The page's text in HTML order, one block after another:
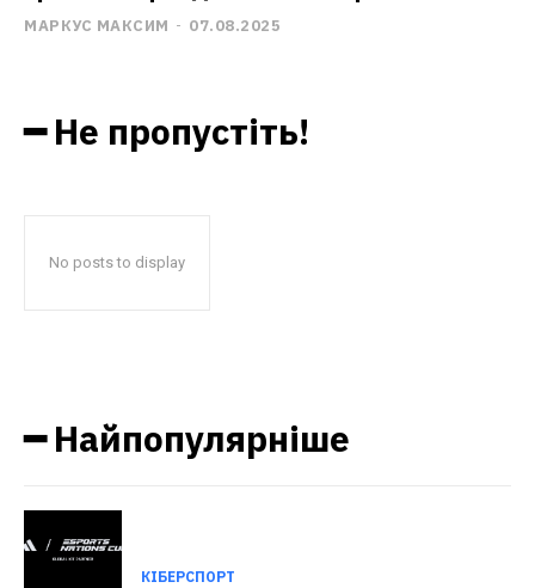
МАРКУС МАКСИМ - 07.08.2025
━ Не пропустіть!
No posts to display
━ Найпопулярніше
КІБЕРСПОРТ